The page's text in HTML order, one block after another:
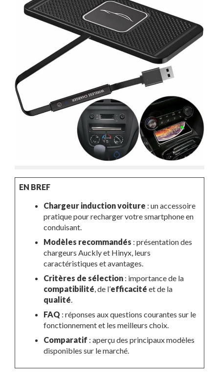
EN BREF
Chargeur induction voiture : un accessoire
pratique pour recharger votre smartphone en
conduisant.
Modèles recommandés : présentation des
chargeurs Auckly et Hinyx, leurs
caractéristiques et avantages.
Critères de sélection: importance de la
compatibilité, de l’efficacité et de la
qualité.
FAQ : réponses aux questions courantes sur le
fonctionnement et les meilleurs choix.
Comparatif : aperçu des principaux modèles
disponibles sur le marché.